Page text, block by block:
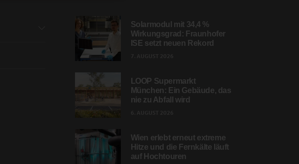
Solarmodul mit 34,4 %
Wirkungsgrad: Fraunhofer
ISE setzt neuen Rekord
LOOP Supermarkt
München: Ein Gebäude, das
nie zu Abfall wird
Wien erlebt erneut extreme
Hitze und die Fernkälte läuft
auf Hochtouren